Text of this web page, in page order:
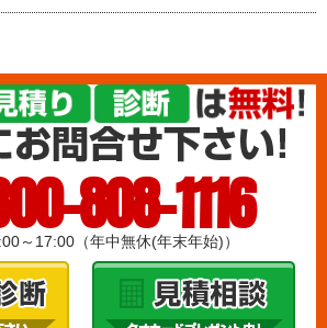
808-1116
～17:00（年中無休(年末年始)）